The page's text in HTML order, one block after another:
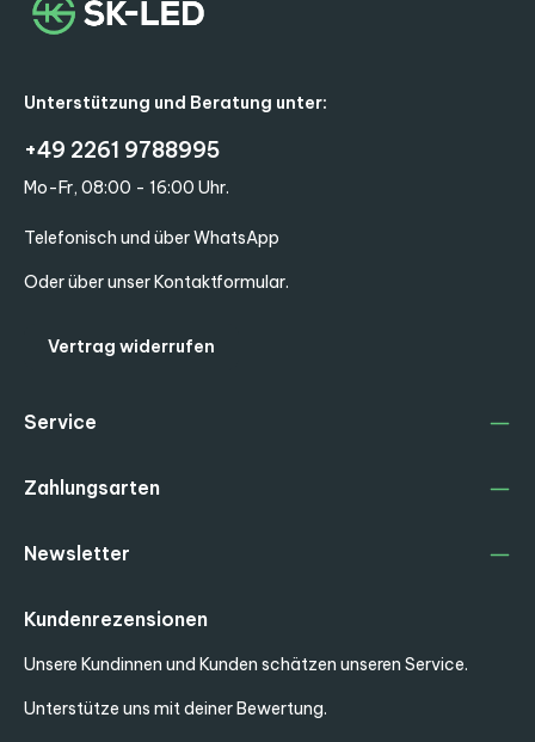
Unterstützung und Beratung unter:
+49 2261 9788995
Mo-Fr, 08:00 - 16:00 Uhr.
Telefonisch und über WhatsApp
Oder über unserKontaktformular.
Vertrag widerrufen
Service
Zahlungsarten
Kundenrezensionen
Unsere Kundinnen und Kunden schätzen unseren Service.
Unterstütze uns mit deiner Bewertung.
Newsletter